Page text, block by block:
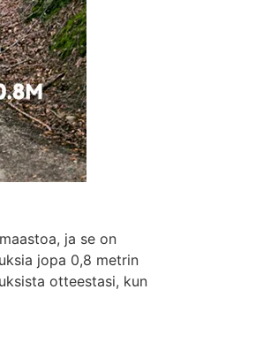
ja se on
jopa 0,8 metrin
otteestasi, kun